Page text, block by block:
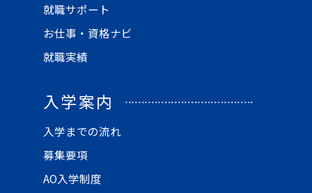
就職サポート
お仕事・資格ナビ
就職実績
入学案内
入学までの流れ
募集要項
AO入学制度